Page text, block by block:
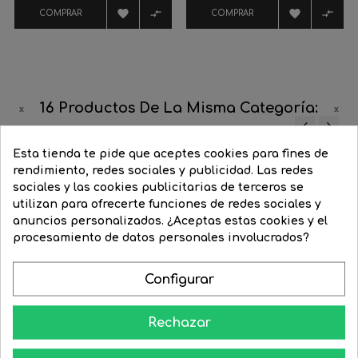
COMPRAR   COMPRAR  
16 Productos De La Misma Categoría:
-60% -10%
¡STOCK FUERA!
Esta tienda te pide que aceptes cookies para fines de
rendimiento, redes sociales y publicidad. Las redes
sociales y las cookies publicitarias de terceros se
utilizan para ofrecerte funciones de redes sociales y
anuncios personalizados. ¿Aceptas estas cookies y el
procesamiento de datos personales involucrados?
Configurar
Rechazar